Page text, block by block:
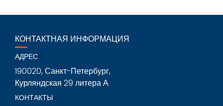
КОНТАКТНАЯ ИНФОРМАЦИЯ
АДРЕС
190020, Санкт-Петербург,
Курляндская 29 литера А
КОНТАКТЫ